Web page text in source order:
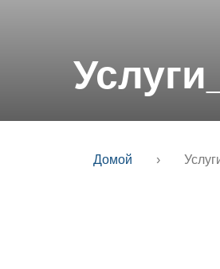
Домой ›